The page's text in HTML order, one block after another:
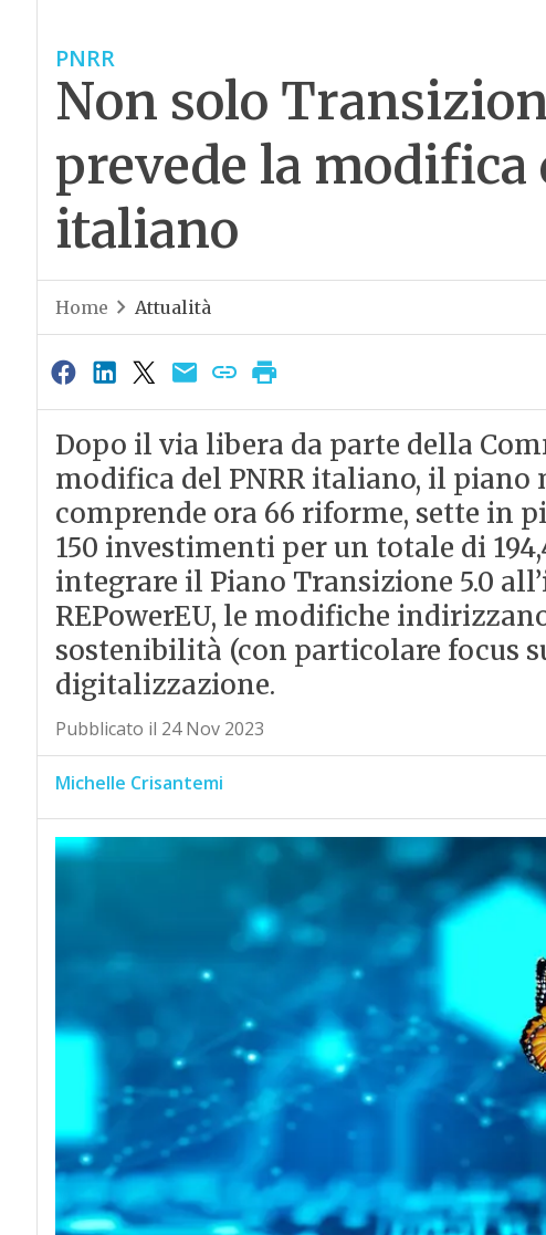
PNRR
Non solo
prevede la modifica
italiano
Home Attualità
Dopo il via libera da parte della
modifica del PNRR italiano, il piano
comprende ora 66 riforme, sette in
150 investimenti per un totale di
integrare il Piano Transizione 5.0
REPowerEU, le modifiche
sostenibilità (con particolare focus
digitalizzazione.
Pubblicato il 24 Nov 2023
Michelle Crisantemi